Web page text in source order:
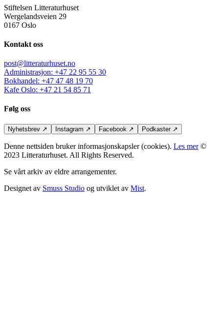
Stiftelsen Litteraturhuset
Wergelandsveien 29
0167 Oslo
Kontakt oss
post@litteraturhuset.no
Administrasjon: +47 22 95 55 30
Bokhandel: +47 47 48 19 70
Kafe Oslo: +47 21 54 85 71
Følg oss
Nyhetsbrev ↗ Instagram ↗ Facebook ↗ Podkaster↗
Denne nettsiden bruker informasjonskapsler (cookies). Les mer©
2023 Litteraturhuset. All Rights Reserved.
Se vårt arkiv av eldre arrangementer.
Designet av Smuss Studio og utviklet av Mist.